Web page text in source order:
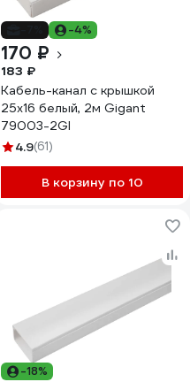
-4%
170 ₽
183 ₽
Кабель-канал с крышкой
25х16 белый, 2м Gigant
79003-2GI
4.9(61)
В корзину по 10
-18%